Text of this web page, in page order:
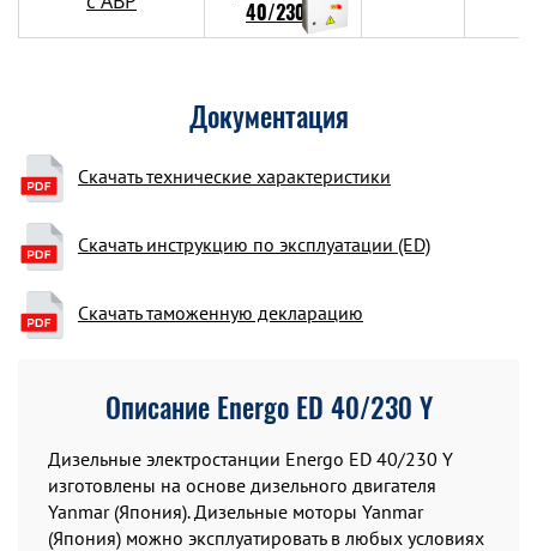
Документация
Скачать технические характеристики
Скачать инструкцию по эксплуатации (ED)
Скачать таможенную декларацию
Описание Energo ED 40/230 Y
Дизельные электростанции Energo ED 40/230 Y
изготовлены на основе дизельного двигателя
Yanmar (Япония). Дизельные моторы Yanmar
(Япония) можно эксплуатировать в любых условиях